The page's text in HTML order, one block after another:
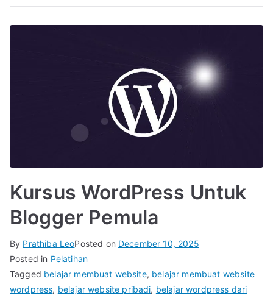
Kursus WordPress Untuk
Blogger Pemula
By Prathiba LeoPosted on December 10, 2025
Posted in Pelatihan
Tagged belajar membuat website, belajar membuat website
wordpress, belajar website pribadi, belajar wordpress dari